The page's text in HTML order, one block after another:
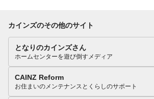
カインズのその他のサイト
となりのカインズさん
ホームセンターを遊び倒すメディア
CAINZ Reform
お住まいのメンテナンスとくらしのサポート